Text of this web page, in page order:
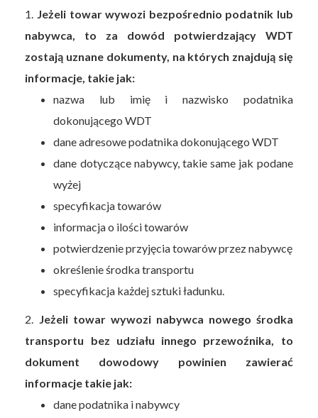
1.
Jeżeli towar wywozi bezpośrednio podatnik lub
nabywca, to za dowód potwierdzający WDT
zostają uznane dokumenty, na których znajdują się
informacje, takie jak:
nazwa lub imię i nazwisko podatnika
dokonującego WDT
dane adresowe podatnika dokonującego WDT
dane dotyczące nabywcy, takie same jak podane
wyżej
specyfikacja towarów
informacja o ilości towarów
potwierdzenie przyjęcia towarów przez nabywcę
określenie środka transportu
specyfikacja każdej sztuki ładunku.
2.
Jeżeli towar wywozi nabywca nowego środka
transportu bez udziału innego przewoźnika, to
dokument dowodowy powinien zawierać
informacje takie jak:
dane podatnika i nabywcy